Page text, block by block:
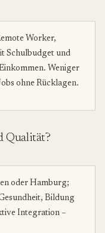
Worker,
Schulbudget und
Weniger
ohne Rücklagen.
Qualität?
oder Hamburg;
Bildung
Integration –